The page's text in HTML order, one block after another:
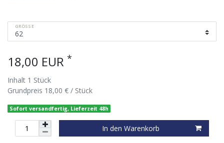
GRÖSSE
18,00 EUR *
Inhalt 1 Stück
Grundpreis 18,00 € / Stück
Sofort versandfertig, Lieferzeit 48h
In den Warenkorb